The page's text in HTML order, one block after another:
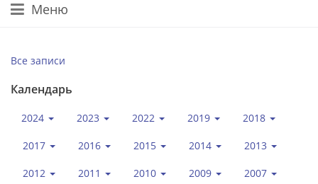
Меню
Все записи
Календарь
2024 2023 2022 2019 2018
2017 2016 2015 2014 2013
2012 2011 2010 2009 2007